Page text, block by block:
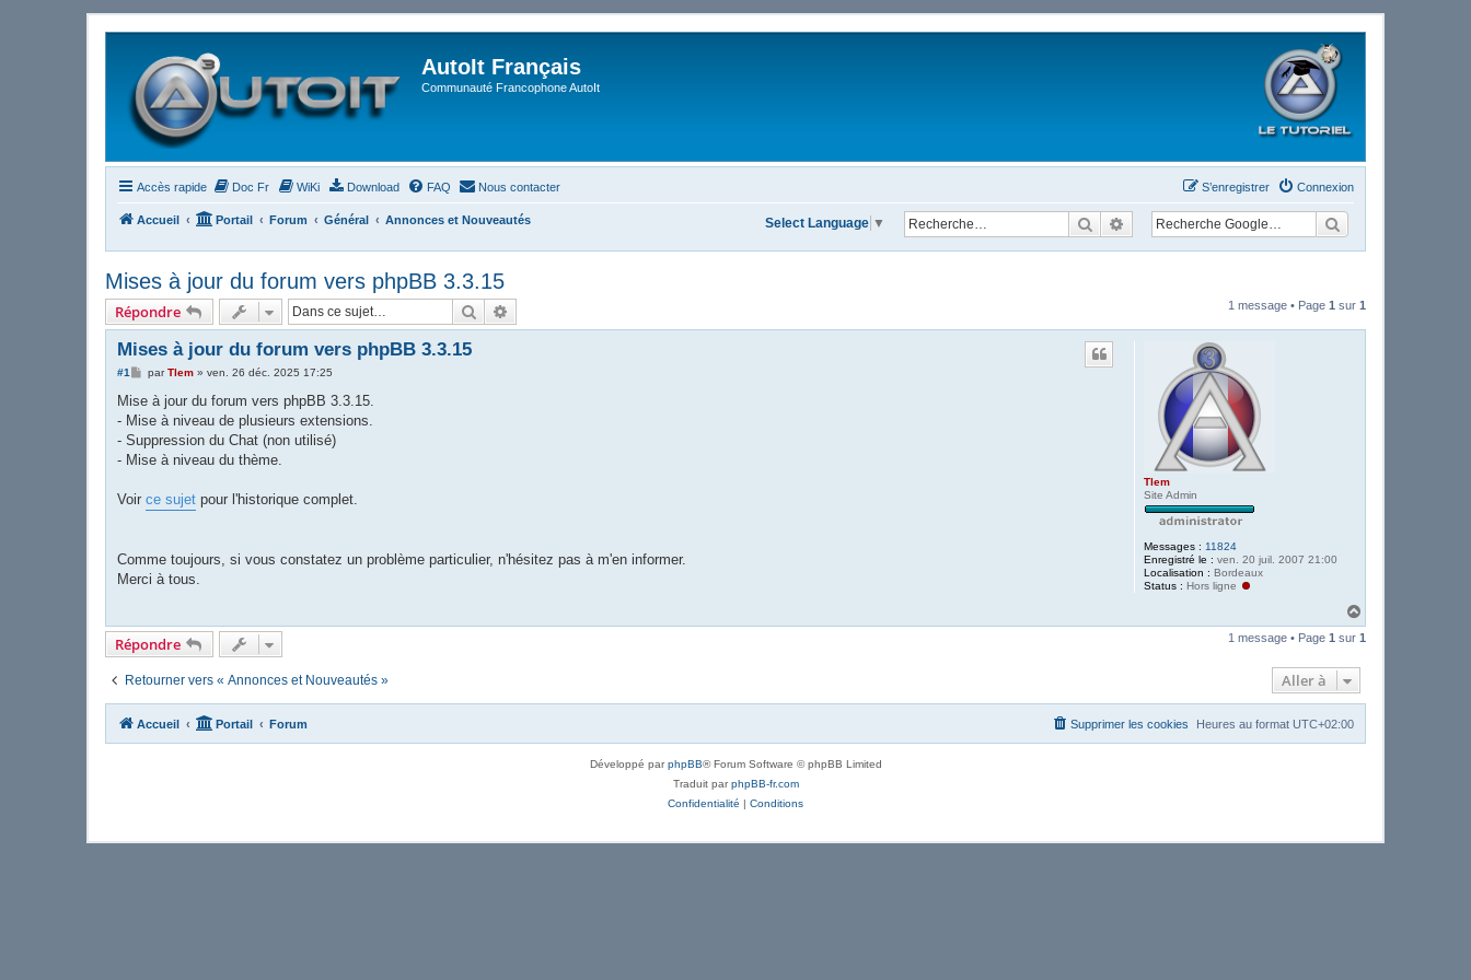
AutoIt Français
Communauté Francophone AutoIt
Accès rapide Doc Fr WiKi Download FAQ Nous contacter Connexion
S’enregistrer
Accueil Portail Forum Général Annonces et Nouveautés RechercherRecherche avancée
Select Language ▼
Mises à jour du forum vers phpBB 3.3.15
Répondre Rechercher 1 message • Page 1 sur 1
Tlem
Site Admin
Messages : 11824
Enregistré le : ven. 20 juil. 2007 21:00
Localisation : Bordeaux
Status : Hors ligne
Mises à jour du forum vers phpBB 3.3.15
#1
M
s
a
g
e
parTlem» ven. 26 déc. 2025 17:25
Mise à jour du forum vers phpBB 3.3.15.
- Mise à niveau de plusieurs extensions.
- Suppression du Chat (non utilisé)
- Mise à niveau du thème.
Voir ce sujet pour l'historique complet.
Comme toujours, si vous constatez un problème particulier, n'hésitez pas à m'en informer.
Merci à tous.
a
u
Répondre 1 message • Page 1 sur 1
Retourner vers « Annonces et Nouveautés » Aller à
Accueil Portail Forum Heures au format UTC+02:00
Supprimer les cookies
Développé parphpBB® Forum Software © phpBB Limited
Traduit parphpBB-fr.com
Confidentialité | Conditions